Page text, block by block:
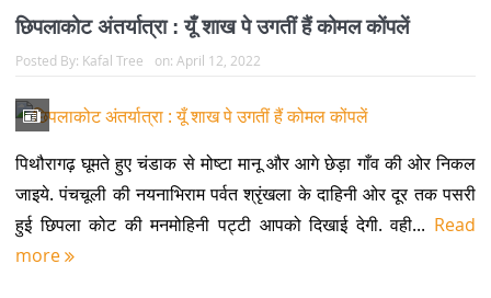
छिपलाकोट अंतर्यात्रा : यूँ शाख पे उगतीं हैं कोमल कोंपलें
Posted By: Kafal Tree on: April 12, 2022
पिथौरागढ़ घूमते हुए चंडाक से मोष्टा मानू और आगे छेड़ा गाँव की ओर निकल
जाइये. पंचचूली की नयनाभिराम पर्वत श्रृंखला के दाहिनी ओर दूर तक पसरी
हुई छिपला कोट की मनमोहिनी पट्टी आपको दिखाई देगी. वही... Read
more